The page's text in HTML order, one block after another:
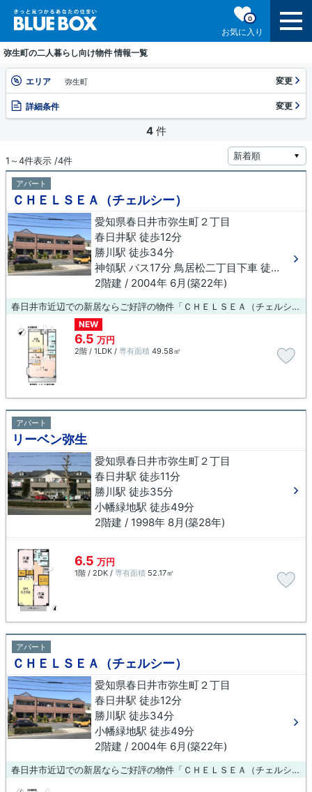
お気に入り
0
弥生町の二人暮らし向け物件 情報一覧
エリア 弥生町 変更
詳細条件 変更
4 件
1～4件表示 /4件
アパート
ＣＨＥＬＳＥＡ（チェルシー）
愛知県春日井市弥生町２丁目
春日井駅 徒歩12分
勝川駅 徒歩34分
神領駅 バス17分 鳥居松二丁目下車 徒歩11分
2階建 / 2004年 6月(築22年)
春日井市近辺での新居ならご好評の物件「ＣＨＥＬＳＥＡ（チェルシー）」はいかがでしょうか。この物件は、駅まで徒歩12分に立地しています。新しい生活にお勧めなのが、こちらのアパートです。快適な暮らしができる春日井市は、シングルからファミリー向けの物件が豊富にあります。賃貸情報や地域情報のことなら、お気軽に当社にお問い合わせ下さい。希望する条件にあった物件のご紹介を致します。
NEW
6.5 万円
2階 / 1LDK / 専有面積 49.58㎡
アパート
リーベン弥生
愛知県春日井市弥生町２丁目
春日井駅 徒歩11分
勝川駅 徒歩35分
小幡緑地駅 徒歩49分
2階建 / 1998年 8月(築28年)
6.5 万円
1階 / 2DK / 専有面積 52.17㎡
アパート
ＣＨＥＬＳＥＡ（チェルシー）
愛知県春日井市弥生町２丁目
春日井駅 徒歩12分
勝川駅 徒歩34分
小幡緑地駅 徒歩49分
2階建 / 2004年 6月(築22年)
春日井市近辺での新居ならご好評の物件「ＣＨＥＬＳＥＡ（チェルシー）」はいかがでしょうか。住みやすさが満載でイチオシのアパートはこちらです。駅近くに立地する物件で、徒歩12分程でアクセスできます。新たな生活を始めようとお考えの方に、当社オススメの物件をご紹介いたします。シングルからファミリー向けまで、様々な物件を取り扱っておりますので、ぜひご検討下さい。